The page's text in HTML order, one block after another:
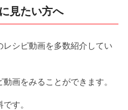
見たい方へ
レシピ動画を多数紹介してい
画をみることができます。
す。